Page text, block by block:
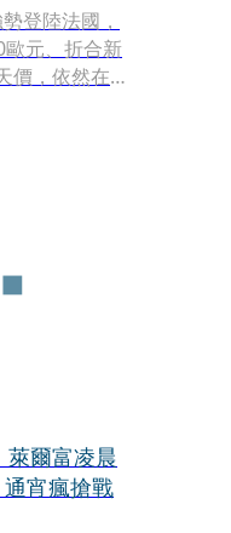
登陸法國，
元、折合新
價，依然在巴
萊爾富凌晨
宵瘋搶戰